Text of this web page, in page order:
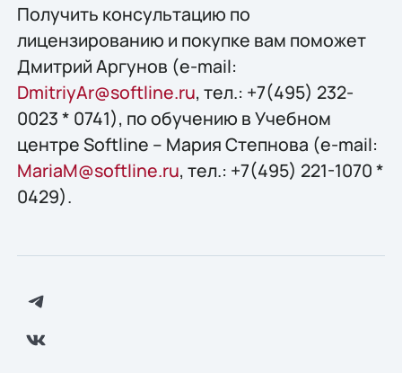
Получить конcультацию по
лицензированию и покупке вам поможет
Дмитрий Аргунов (e-mail:
DmitriyAr@softline.ru, тел.: +7(495) 232-
0023 * 0741), по обучению в Учебном
центре Softline – Мария Степнова (e-mail:
MariaM@softline.ru, тел.: +7(495) 221-1070 *
0429).